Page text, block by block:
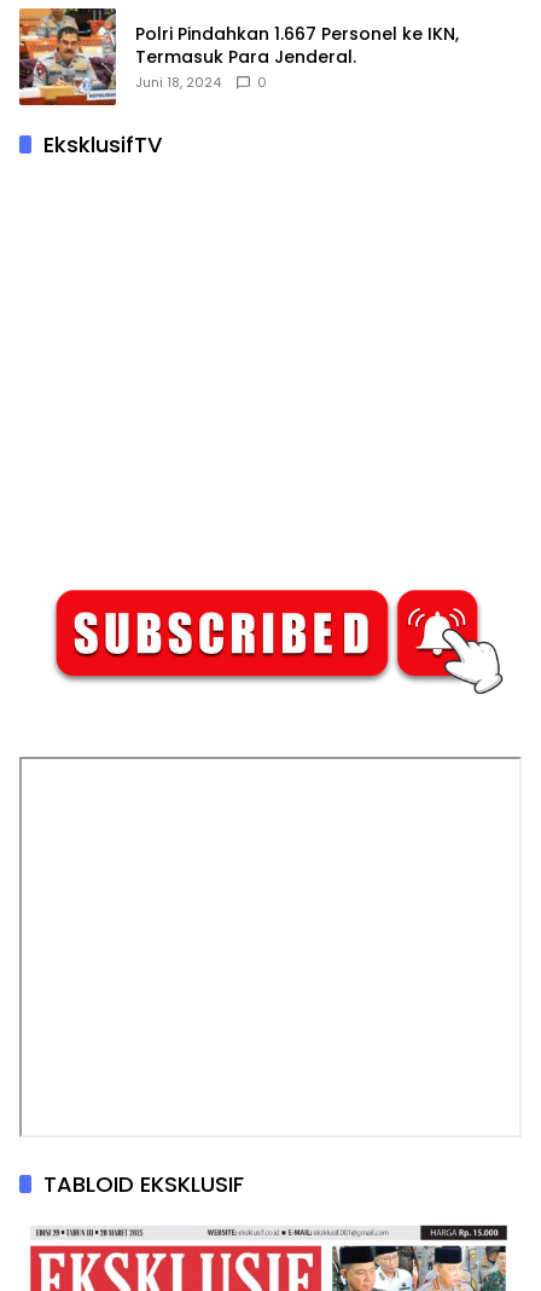
Polri Pindahkan 1.667 Personel ke IKN,
Termasuk Para Jenderal.
Juni 18, 2024 0
EksklusifTV
TABLOID EKSKLUSIF